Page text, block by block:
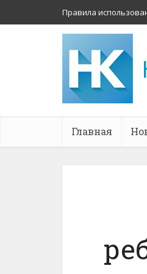
Правила
Главная